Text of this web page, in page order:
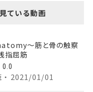
ている動画
～筋と骨の触察
指屈筋
0.0
・ 2021/01/01